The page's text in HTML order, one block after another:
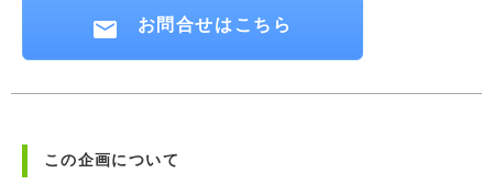
お問合せはこちら
この企画について